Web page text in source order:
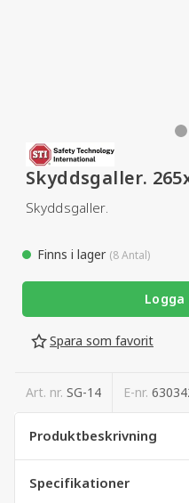
Skyddsgaller.
Skyddsgaller.
Finns i lager (8 Antal)
Spara som favorit
Art. nr. SG-14 E-nr.
Produktbeskrivning
Specifikationer